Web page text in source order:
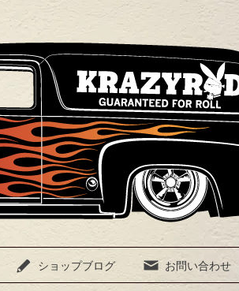
ショップブログ お問い合わせ